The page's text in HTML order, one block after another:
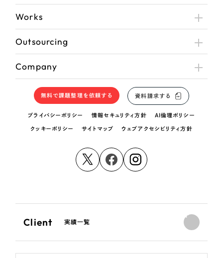
Works
Outsourcing
Company
無料で課題整理を依頼する 資料請求する
プライバシーポリシー 情報セキュリティ方針 AI倫理ポリシー
クッキーポリシー サイトマップ ウェブアクセシビリティ方針
Client 実績一覧